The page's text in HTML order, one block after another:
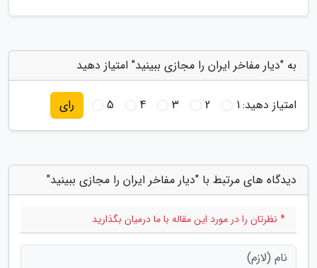
به "دیار مفاخر ایران را مجازی ببینید" امتیاز دهید
امتیاز دهید:1
2
3
4
5 رای
دیدگاه های مرتبط با "دیار مفاخر ایران را مجازی ببینید"
* نظرتان را در مورد این مقاله با ما درمیان بگذارید